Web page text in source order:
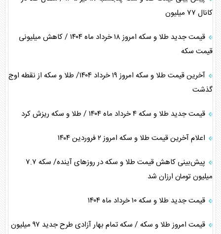
کانال ۷۷ میلیون
قیمت جدید طلا و سکه امروز ۱۸ خرداد ماه ۱۴۰۴ / کاهش میلیونی
قیمت سکه
آخرین قیمت طلا و سکه امروز ۱۹ خرداد ۱۴۰۴/ طلا و سکه از نقطه اوج
گذشت
قیمت جدید طلا و سکه ۴ خرداد ماه ۱۴۰۴ / طلا و سکه ریزش کرد
اعلام آخرین قیمت طلا و سکه امروز ٢ فروردین ١۴٠۴
پیش‌بینی کاهش قیمت طلا و سکه در روز‌های آینده/ سکه ۷.۷
میلیون تومان ارزان شد
قیمت جدید طلا و سکه ۱۰ خرداد ماه ۱۴۰۴
قیمت امروز طلا و سکه / سکه تمام بهار آزادی طرح جدید ۹۷ میلیون